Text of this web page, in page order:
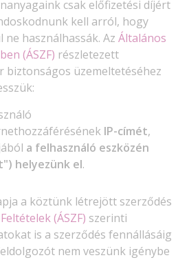
csak előfizetési díjért
kell arról, hogy
használhassák. Az Általános
(ÁSZF) részletezett
biztonságos üzemeltetéséhez
IP-címét,
a felhasználó eszközén
helyezünk el.
a köztünk létrejött szerződés
(ÁSZF) szerinti
is a szerződés fennállásáig
nem veszünk igénybe